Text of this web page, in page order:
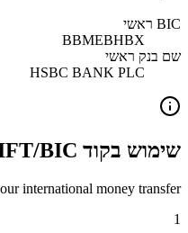
BIC ראשי
BBMEBHBX
שם בנק ראשי
HSBC BANK PLC
שימוש בקוד SWIFT/BIC זה
international money transfer
1